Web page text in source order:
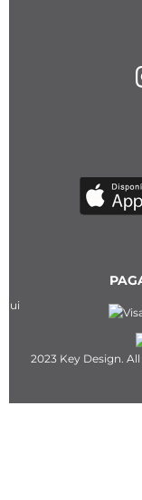
2023 Key Design.